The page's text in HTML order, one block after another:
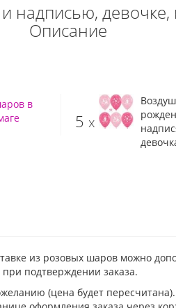
надписью,
Описание
в
5 x
из розовых шаров можно
подтверждении заказа.
(цена будет